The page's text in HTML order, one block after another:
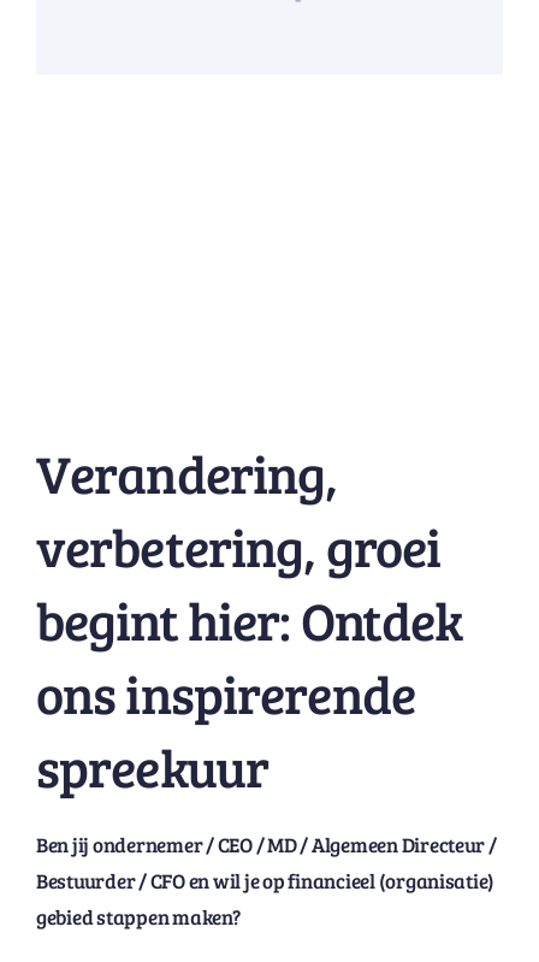
Verandering,
verbetering, groei
begint hier: Ontdek
ons inspirerende
spreekuur
Ben jij ondernemer / CEO / MD / Algemeen Directeur /
Bestuurder / CFO en wil je op financieel (organisatie)
gebied stappen maken?